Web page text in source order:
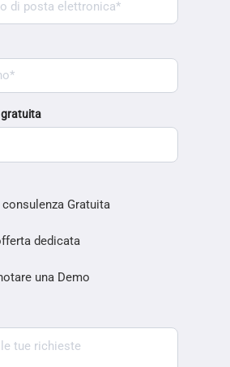
gratuita
Gratuita
dedicata
una Demo